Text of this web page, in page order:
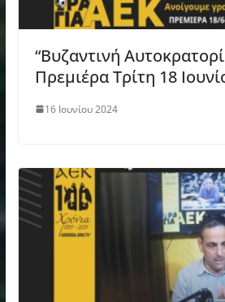
“Βυζαντινή
Πρεμιέρα Τρίτη 18
16 Ιουνίου 2024